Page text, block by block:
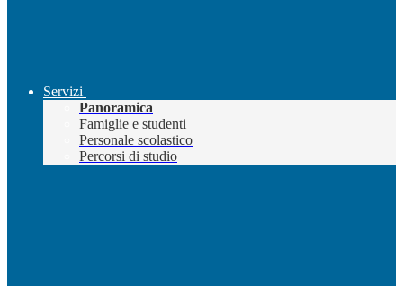
Servizi
Panoramica
Famiglie e studenti
Personale scolastico
Percorsi di studio